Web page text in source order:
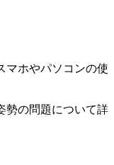
マホやパソコンの使
勢の問題について詳